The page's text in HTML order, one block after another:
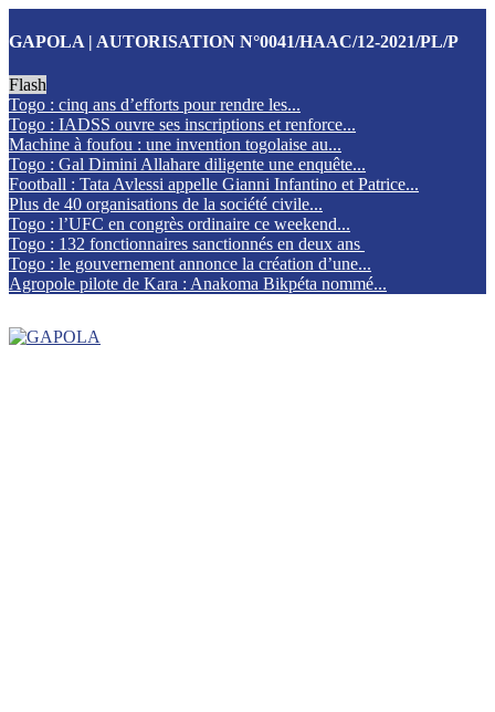
GAPOLA | AUTORISATION N°0041/HAAC/12-2021/PL/P
Flash
Togo : cinq ans d’efforts pour rendre les...
Togo : IADSS ouvre ses inscriptions et renforce...
Machine à foufou : une invention togolaise au...
Togo : Gal Dimini Allahare diligente une enquête...
Football : Tata Avlessi appelle Gianni Infantino et Patrice...
Plus de 40 organisations de la société civile...
Togo : l’UFC en congrès ordinaire ce weekend...
Togo : 132 fonctionnaires sanctionnés en deux ans
Togo : le gouvernement annonce la création d’une...
Agropole pilote de Kara : Anakoma Bikpéta nommé...